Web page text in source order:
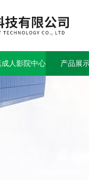
成人影院中心 产品展